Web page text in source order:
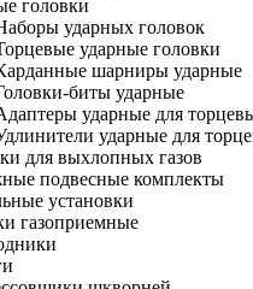
головки
ударных головок
ударные головки
шарниры ударные
биты ударные
ударные для
ударные для
для выхлопных газов
подвесные комплекты
установки
газоприемные